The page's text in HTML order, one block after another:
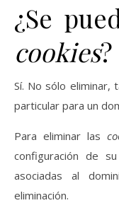
¿Se
cookies?
Sí. No sólo eliminar,
particular para un
Para eliminar las
configuración de
asociadas al
eliminación.